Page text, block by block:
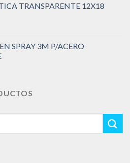
TRANSPARENTE 12X18
SPRAY 3M P/ACERO